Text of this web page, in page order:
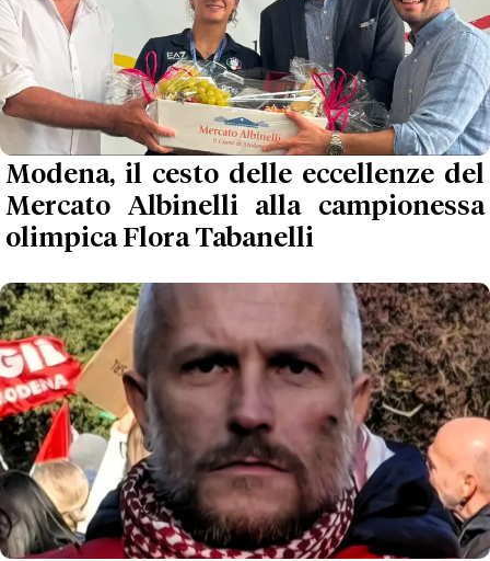
Modena, il cesto delle eccellenze del
Mercato Albinelli alla campionessa
olimpica Flora Tabanelli